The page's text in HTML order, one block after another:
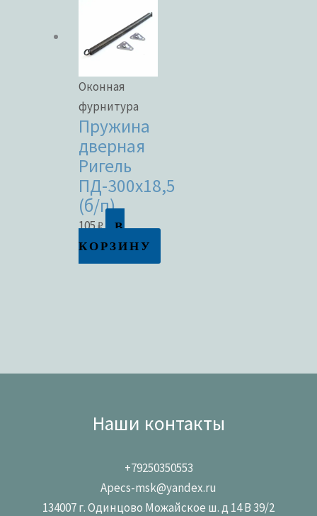
Оконная
фурнитура
Пружина
дверная
Ригель
ПД-300х18,5
(б/п)
105₽
В
КОРЗИНУ
Наши контакты
+79250350553
Apecs-msk@yandex.ru
134007 г. Одинцово Можайское ш. д 14 В 39/2